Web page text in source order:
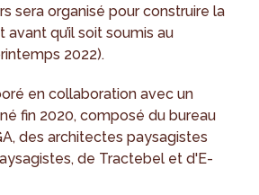
sera organisé pour construire la
qu’il soit soumis au
2022).
en collaboration avec un
fin 2020, composé du bureau
des architectes paysagistes
de Tractebel et d'E-